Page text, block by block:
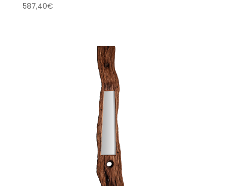
587,40€